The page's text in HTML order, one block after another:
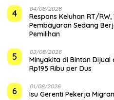
4 04/08/2026
‎Respons Keluhan RT/
Pembayaran Sedang
Pemilihan
5 03/08/2026
Minyakita di Bintan Dijual
Rp195 Ribu per Dus
6 01/08/2026
Isu Gerenti Pekerja